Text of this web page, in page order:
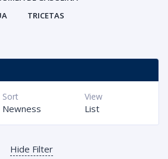
TRICETAS
View
List
Sort
Newness
Hide Filter